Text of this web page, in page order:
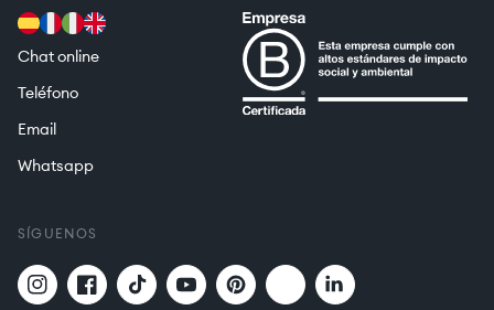
Chat online
Teléfono
Email
Whatsapp
SÍGUENOS
InstagramFacebookTikTok YouTubePinterest Twitter Translation